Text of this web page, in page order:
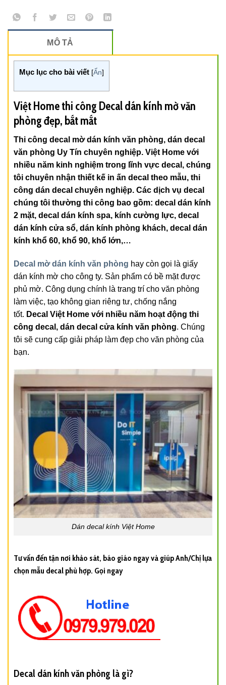
MÔ TẢ
Mục lục cho bài viết [Ẩn]
Việt Home thi công Decal dán kính mờ văn
phòng đẹp, bắt mắt
Thi công decal mờ dán kính văn phòng, dán decal
văn phòng Uy Tín chuyên nghiệp. Việt Home với
nhiều năm kinh nghiệm trong lĩnh vực decal, chúng
tôi chuyên nhận thiết kế in ấn decal theo mẫu, thi
công dán decal chuyên nghiệp. Các dịch vụ decal
chúng tôi thường thi công bao gồm: decal dán kính
2 mặt, decal dán kính spa, kính cường lực, decal
dán kính cửa sổ, dán kính phòng khách, decal dán
kính khổ 60, khổ 90, khổ lớn,…
Decal mờ dán kính văn phòng hay còn gọi là giấy
dán kính mờ cho công ty. Sản phẩm có bề mặt được
phủ mờ. Công dụng chính là trang trí cho văn phòng
làm việc, tạo không gian riêng tư, chống nắng
tốt. Decal Việt Home với nhiều năm hoạt động thi
công decal, dán decal cửa kính văn phòng. Chúng
tôi sẽ cung cấp giải pháp làm đẹp cho văn phòng của
bạn.
Dán decal kính Việt Home
Tư vấn đến tận nơi khảo sát, báo giáo ngay và giúp Anh/Chị lựa
chọn mẫu decal phù hợp. Gọi ngay
Decal dán kính văn phòng là gì?